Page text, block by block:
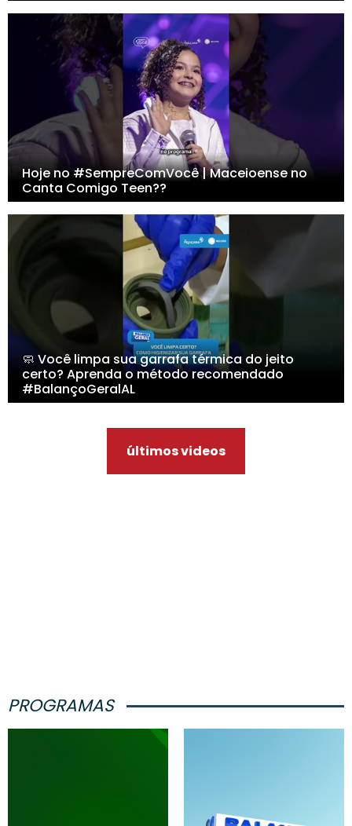
Hoje no #SempreComVocê | Maceioense no
Canta Comigo Teen??
🧼 Você limpa sua garrafa térmica do jeito
certo? Aprenda o método recomendado
#BalançoGeralAL
últimos videos
PROGRAMAS